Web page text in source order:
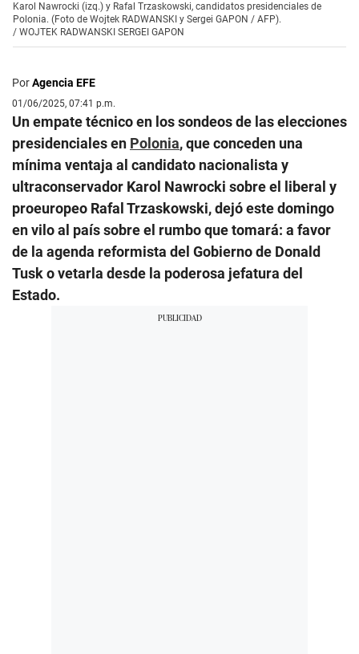
Karol Nawrocki (izq.) y Rafal Trzaskowski, candidatos presidenciales de
Polonia. (Foto de Wojtek RADWANSKI y Sergei GAPON / AFP).
/ WOJTEK RADWANSKI SERGEI GAPON
PorAgencia EFE
01/06/2025, 07:41 p.m.
Un empate técnico en los sondeos de las elecciones
presidenciales en Polonia, que conceden una
mínima ventaja al candidato nacionalista y
ultraconservador Karol Nawrocki sobre el liberal y
proeuropeo Rafal Trzaskowski, dejó este domingo
en vilo al país sobre el rumbo que tomará: a favor
de la agenda reformista del Gobierno de Donald
Tusk o vetarla desde la poderosa jefatura del
Estado.